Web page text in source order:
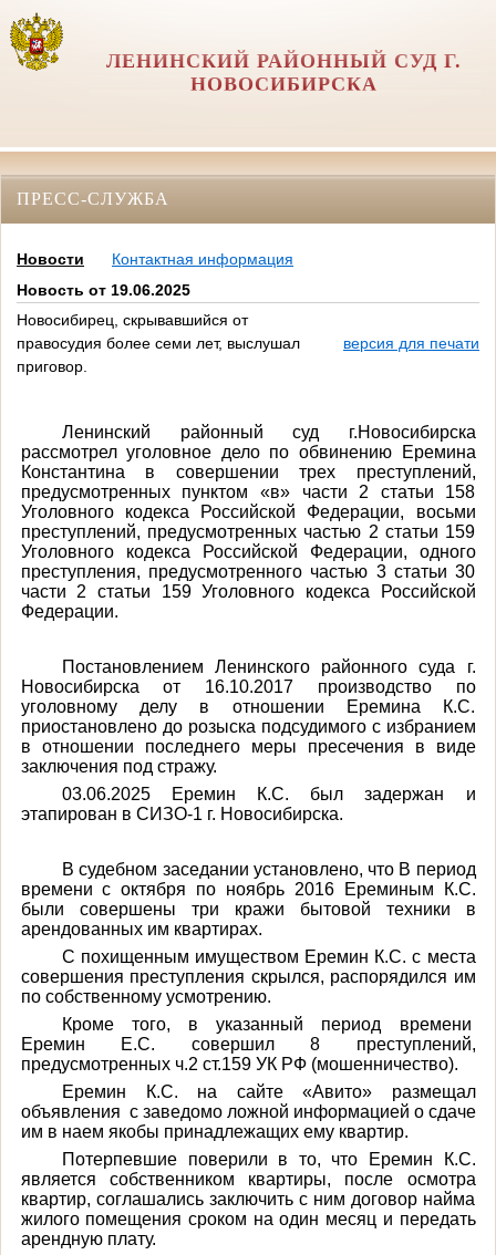
ЛЕНИНСКИЙ РАЙОННЫЙ СУД Г.
НОВОСИБИРСКА
ПРЕСС-СЛУЖБА
Новости
Контактная информация
Новость от 19.06.2025
Новосибирец, скрывавшийся от
правосудия более семи лет, выслушал
приговор.
версия для печати
Ленинский районный суд г.Новосибирска
рассмотрел уголовное дело по обвинению Еремина
Константина в совершении трех преступлений,
предусмотренных пунктом «в» части 2 статьи 158
Уголовного кодекса Российской Федерации, восьми
преступлений, предусмотренных частью 2 статьи 159
Уголовного кодекса Российской Федерации, одного
преступления, предусмотренного частью 3 статьи 30
части 2 статьи 159 Уголовного кодекса Российской
Федерации.
Постановлением Ленинского районного суда г.
Новосибирска от 16.10.2017 производство по
уголовному делу в отношении Еремина К.С.
приостановлено до розыска подсудимого с избранием
в отношении последнего меры пресечения в виде
заключения под стражу.
03.06.2025 Еремин К.С. был задержан и
этапирован в СИЗО-1 г. Новосибирска.
В судебном заседании установлено, что В период
времени с октября по ноябрь 2016 Ереминым К.С.
были совершены три кражи бытовой техники в
арендованных им квартирах.
С похищенным имуществом Еремин К.С. с места
совершения преступления скрылся, распорядился им
по собственному усмотрению.
Кроме того, в указанный период времени
Еремин Е.С. совершил 8 преступлений,
предусмотренных ч.2 ст.159 УК РФ (мошенничество).
Еремин К.С. на сайте «Авито» размещал
объявления с заведомо ложной информацией о сдаче
им в наем якобы принадлежащих ему квартир.
Потерпевшие поверили в то, что Еремин К.С.
является собственником квартиры, после осмотра
квартир, соглашались заключить с ним договор найма
жилого помещения сроком на один месяц и передать
арендную плату.